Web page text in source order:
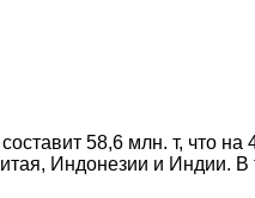
58,6 млн. т, что на
Индонезии и Индии. В